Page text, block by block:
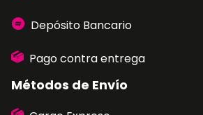
Depósito Bancario
Pago contra entrega
Métodos de Envío